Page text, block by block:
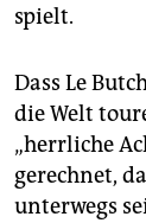
spielt.
Dass Le
die Welt
„herrliche
gerechnet,
unterwegs